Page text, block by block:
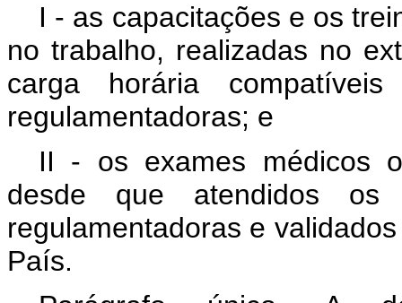
I - as capacitações e os
no trabalho, realizadas no
carga horária
regulamentadoras; e
II - os exames médicos
desde que atendidos os
regulamentadoras e
País.